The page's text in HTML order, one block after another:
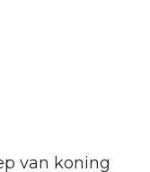
van koning